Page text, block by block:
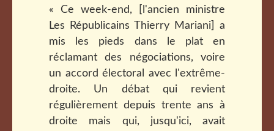
« Ce week-end, [l'ancien ministre
Les Républicains Thierry Mariani] a
mis les pieds dans le plat en
réclamant des négociations, voire
un accord électoral avec l'extrême-
droite. Un débat qui revient
régulièrement depuis trente ans à
droite mais qui, jusqu'ici, avait